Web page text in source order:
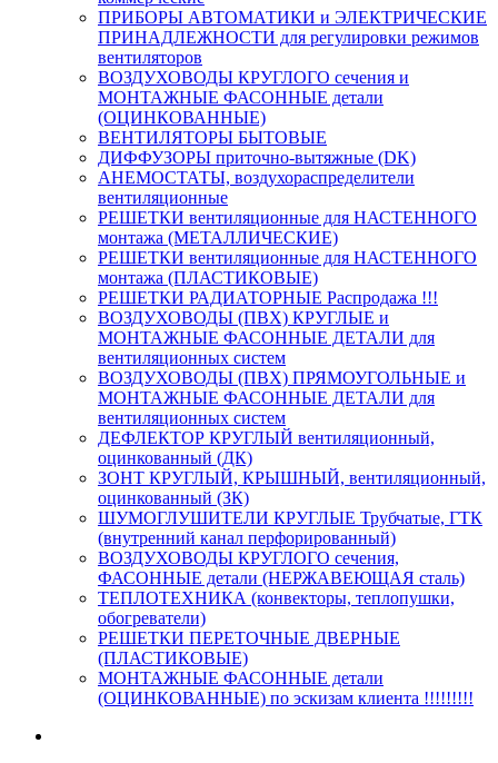
ПРИБОРЫ АВТОМАТИКИ и ЭЛЕКТРИЧЕСКИЕ
ПРИНАДЛЕЖНОСТИ для регулировки режимов
вентиляторов
ВОЗДУХОВОДЫ КРУГЛОГО сечения и
МОНТАЖНЫЕ ФАСОННЫЕ детали
(ОЦИНКОВАННЫЕ)
ВЕНТИЛЯТОРЫ БЫТОВЫЕ
ДИФФУЗОРЫ приточно-вытяжные (DK)
АНЕМОСТАТЫ, воздухораспределители
вентиляционные
РЕШЕТКИ вентиляционные для НАСТЕННОГО
монтажа (МЕТАЛЛИЧЕСКИЕ)
РЕШЕТКИ вентиляционные для НАСТЕННОГО
монтажа (ПЛАСТИКОВЫЕ)
РЕШЕТКИ РАДИАТОРНЫЕ Распродажа !!!
ВОЗДУХОВОДЫ (ПВХ) КРУГЛЫЕ и
МОНТАЖНЫЕ ФАСОННЫЕ ДЕТАЛИ для
вентиляционных систем
ВОЗДУХОВОДЫ (ПВХ) ПРЯМОУГОЛЬНЫЕ и
МОНТАЖНЫЕ ФАСОННЫЕ ДЕТАЛИ для
вентиляционных систем
ДЕФЛЕКТОР КРУГЛЫЙ вентиляционный,
оцинкованный (ДК)
ЗОНТ КРУГЛЫЙ, КРЫШНЫЙ, вентиляционный,
оцинкованный (ЗК)
ШУМОГЛУШИТЕЛИ КРУГЛЫЕ Трубчатые, ГТК
(внутренний канал перфорированный)
ВОЗДУХОВОДЫ КРУГЛОГО сечения,
ФАСОННЫЕ детали (НЕРЖАВЕЮЩАЯ сталь)
ТЕПЛОТЕХНИКА (конвекторы, теплопушки,
обогреватели)
РЕШЕТКИ ПЕРЕТОЧНЫЕ ДВЕРНЫЕ
(ПЛАСТИКОВЫЕ)
МОНТАЖНЫЕ ФАСОННЫЕ детали
(ОЦИНКОВАННЫЕ) по эскизам клиента !!!!!!!!!